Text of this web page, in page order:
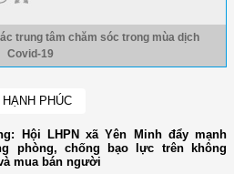
trung tâm chăm sóc trong mùa dịch
Covid-19
PHÚC
Hội LHPN xã Yên Minh đẩy mạnh
phòng, chống bạo lực trên không
mua bán người